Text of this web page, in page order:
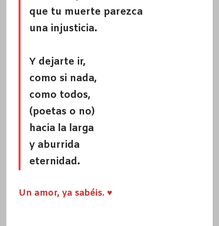
que tu muerte parezca
una injusticia.
Y dejarte ir,
como si nada,
como todos,
(poetas o no)
hacia la larga
y aburrida
eternidad.
Un amor, ya sabéis. ♥